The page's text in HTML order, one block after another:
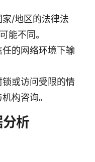
/地区的法律法
能不同。
的网络环境下输
或访问受限的情
构咨询。
析